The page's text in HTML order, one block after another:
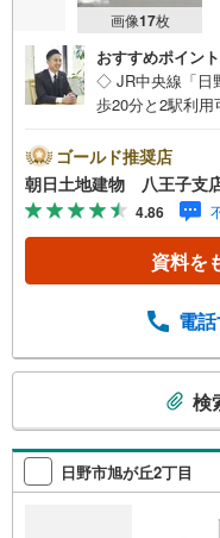
画像17枚
おすすめポイント
◇ JR中央線「日
歩20分と2駅利
お好みのハウス
していただけま
ッズスペースを
でも、安心して
ご相談などお気
客様がご覧にな
多数ございます
迎え・最寄り駅
ご相談ください
に合わせた物件
は朝日土地建物
い！
ゴールド推奨店
朝日土地建物 八王子支
4.86
資料を
電
検
索
条
検
日野市旭が丘2丁目